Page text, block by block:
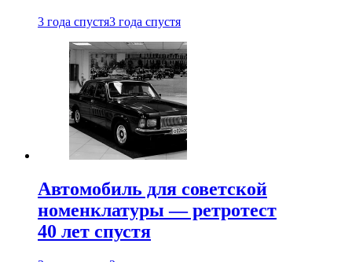
3 года спустя3 года спустя
Автомобиль для советской
номенклатуры — ретротест
40 лет спустя